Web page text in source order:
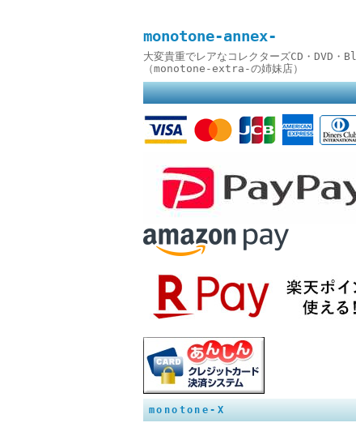
monotone-annex-
大変貴重でレアなコレクターズCD・DVD・
（monotone-extra-の姉妹店）
monotone-X